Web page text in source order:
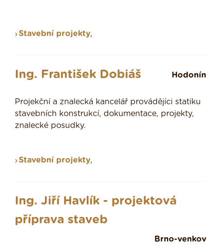
Stavební projekty,
Ing. František Dobiáš Hodonín
Projekční a znalecká kancelář provádějíci statiku
stavebních konstrukcí, dokumentace, projekty,
znalecké posudky.
Stavební projekty,
Ing. Jiří Havlík - projektová
příprava staveb
Brno-venkov